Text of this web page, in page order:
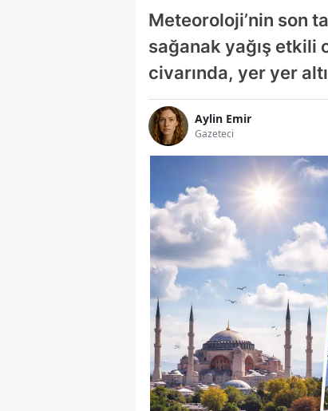
Meteoroloji’nin son
sağanak yağış etkili
civarında, yer yer
Aylin Emir
Gazeteci